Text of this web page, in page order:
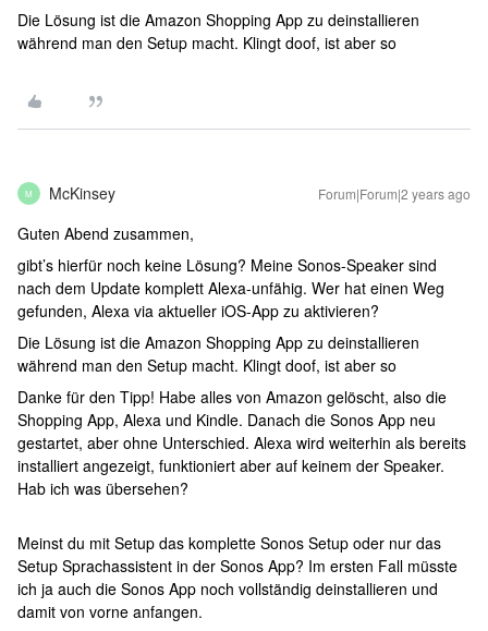
Die Lösung ist die Amazon Shopping App zu deinstallieren
während man den Setup macht. Klingt doof, ist aber so
M McKinsey Forum|Forum|2 years ago
Guten Abend zusammen,
gibt’s hierfür noch keine Lösung? Meine Sonos-Speaker sind
nach dem Update komplett Alexa-unfähig. Wer hat einen Weg
gefunden, Alexa via aktueller iOS-App zu aktivieren?
Die Lösung ist die Amazon Shopping App zu deinstallieren
während man den Setup macht. Klingt doof, ist aber so
Danke für den Tipp! Habe alles von Amazon gelöscht, also die
Shopping App, Alexa und Kindle. Danach die Sonos App neu
gestartet, aber ohne Unterschied. Alexa wird weiterhin als bereits
installiert angezeigt, funktioniert aber auf keinem der Speaker.
Hab ich was übersehen?
Meinst du mit Setup das komplette Sonos Setup oder nur das
Setup Sprachassistent in der Sonos App? Im ersten Fall müsste
ich ja auch die Sonos App noch vollständig deinstallieren und
damit von vorne anfangen.